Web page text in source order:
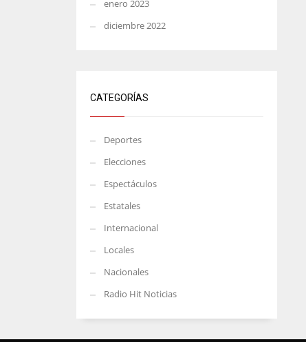
enero 2023
diciembre 2022
CATEGORÍAS
Deportes
Elecciones
Espectáculos
Estatales
Internacional
Locales
Nacionales
Radio Hit Noticias